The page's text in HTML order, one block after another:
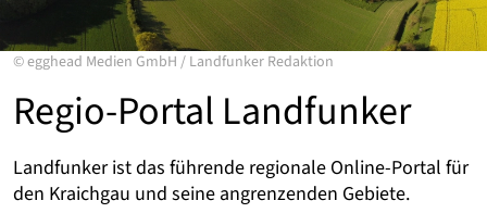
©egghead Medien GmbH / Landfunker Redaktion
Regio-Portal Landfunker
Landfunker ist das führende regionale Online-Portal für
den Kraichgau und seine angrenzenden Gebiete.